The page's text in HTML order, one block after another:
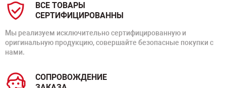
ВСЕ ТОВАРЫ
СЕРТИФИЦИРОВАННЫ
Мы реализуем исключительно сертифицированную и
оригинальную продукцию, совершайте безопасные покупки с
нами.
СОПРОВОЖДЕНИЕ